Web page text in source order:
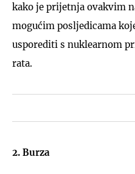
kako je prijetnja ovakvim
mogućim posljedicama
usporediti s nuklearnom
rata.
2. Burza